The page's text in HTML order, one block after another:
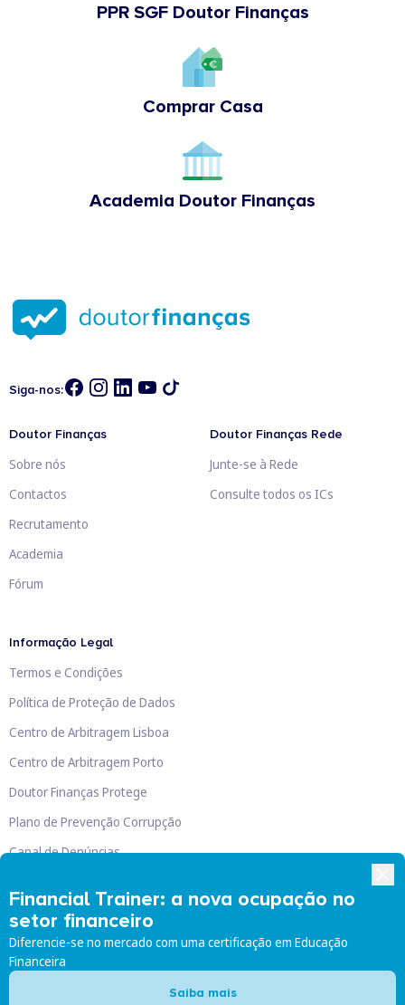
PPR SGF Doutor Finanças
Comprar Casa
Academia Doutor Finanças
Financial Trainer: a nova ocupação no
setor financeiro
Diferencie-se no mercado com uma certificação em Educação
Financeira
Saiba mais
Siga-nos:
Doutor Finanças
Sobre nós
Contactos
Recrutamento
Academia
Fórum
Doutor Finanças Rede
Junte-se à Rede
Consulte todos os ICs
Informação Legal
Termos e Condições
Política de Proteção de Dados
Centro de Arbitragem Lisboa
Centro de Arbitragem Porto
Doutor Finanças Protege
Plano de Prevenção Corrupção
Canal de Denúncias
Doutor Finanças, Lda